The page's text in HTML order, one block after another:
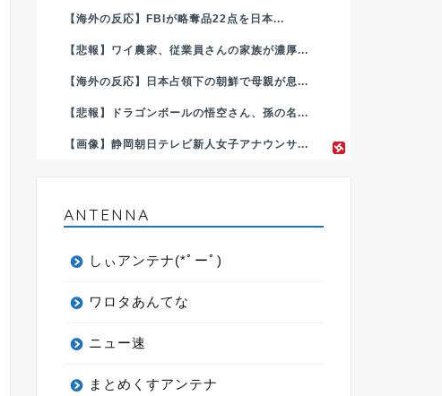
【海外の反応】FBIが略奪品22点を日本...
【悲報】ワイ農家、従業員さんの家族が濃厚...
【海外の反応】日本占領下の朝鮮で母親が息...
【悲報】ドラゴンボールの悟空さん、孫の名...
【画像】静岡朝日テレビ新人女子アナウンサ...
ANTENNA
しぃアンテナ(*ﾟーﾟ)
ワロタあんてな
ニュー速
まとめくすアンテナ